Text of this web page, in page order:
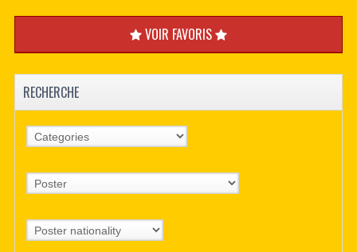
VOIR FAVORIS
RECHERCHE